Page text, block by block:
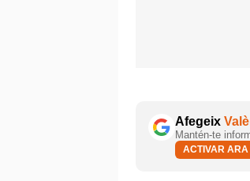
Afegeix
Mantén-te
ACTIVAR ARA